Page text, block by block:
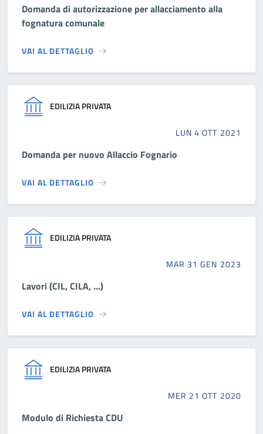
Domanda di autorizzazione per allacciamento alla
fognatura comunale
VAI AL DETTAGLIO
EDILIZIA PRIVATA
LUN 4 OTT 2021
Domanda per nuovo Allaccio Fognario
VAI AL DETTAGLIO
EDILIZIA PRIVATA
MAR 31 GEN 2023
Lavori (CIL, CILA, ...)
VAI AL DETTAGLIO
EDILIZIA PRIVATA
MER 21 OTT 2020
Modulo di Richiesta CDU